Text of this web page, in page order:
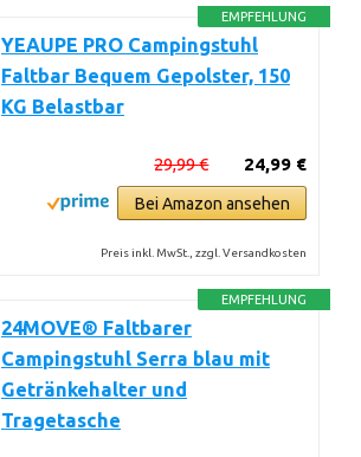
EMPFEHLUNG
YEAUPE PRO Campingstuhl
Faltbar Bequem Gepolster, 150
KG Belastbar
24,99 €
29,99 €
Bei Amazon ansehen
Preis inkl. MwSt., zzgl. Versandkosten
EMPFEHLUNG
24MOVE® Faltbarer
Campingstuhl Serra blau mit
Getränkehalter und
Tragetasche